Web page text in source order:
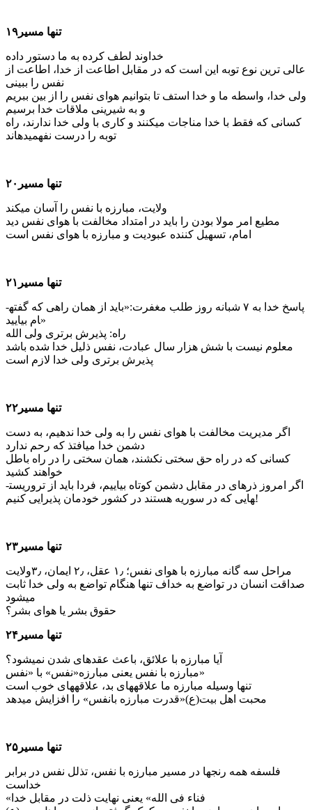
تنها مسیر۱۹
خداوند لطف کرده به ما دستور داده
عالی ترین نوع توبه این است که در مقابل اطاعت از خدا، اطاعت از
نفس را ببینی
ولی خدا، واسطه ما و خدا استف تا بتوانیم هوای نفس را از بین ببریم
و به شیرینی ملاقات خدا برسیم
کسانی که فقط با خدا مناجات می­کنند و کاری با ولی خدا ندارند، راه
توبه را درست نفهمیده­اند
تنها مسیر۲۰
ولایت، مبارزه با نفس را آسان می­کند
مطیع امر مولا بودن را باید در امتداد مخالفت با هوای نفس دید
امام، تسهیل کننده عبودیت و مبارزه با هوای نفس است
تنها مسیر۲۱
پاسخ خدا به ۷ شبانه روز طلب مغفرت:«باید از همان راهی که گفته­
ام بیایید»
راه: پذیرش برتری ولی الله
معلوم نیست با شش هزار سال عبادت، نفس ذلیل خدا شده باشد
پذیرش برتری ولی خدا لازم است
تنها مسیر۲۲
اگر مدیریت مخالفت با هوای نفس را به ولی خدا ندهیم، به دست
دشمن خدا می­افتذ که رحم ندارد
کسانی که در راه حق سختی نکشند، همان سختی را در راه باطل
خواهند کشید
اگر امروز ذره­ای در مقابل دشمن کوتاه بیاییم، فردا باید از تروریست­
هایی که در سوریه هستند در کشور خودمان پذیرایی کنیم!
تنها مسیر۲۳
مراحل سه گانه مبارزه با هوای نفس؛ ۱٫ عقل، ۲٫ ایمان، ۳٫ولایت
صداقت انسان در تواضع به خداف تنها هنگام تواضع به ولی خدا ثابت
می­شود
حقوق بشر یا هوای بشر؟
تنها مسیر۲۴
آیا مبارزه با علائق، باعث عقده­ای شدن نمی­شود؟
مبارزه با نفس یعنی مبارزه«نفس» با «نفس»
تنها وسیله مبارزه ما علاقه­های بد­، علاقه­های خوب است
محبت اهل بیت(ع)«قدرت مبارزه بانفس» را افزایش می­دهد
تنها مسیر۲۵
فلسفه همه رنج­ها در مسیر مبارزه با نفس، تذلل نفس در برابر
خداست
«فناء فی الله» یعنی نهایت ذلت در مقابل خدا